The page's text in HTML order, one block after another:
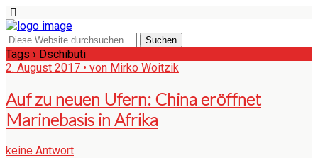
Tags › Dschibuti
2. August 2017 • von Mirko Woitzik
Auf zu neuen Ufern: China eröffnet
Marinebasis in Afrika
keine Antwort